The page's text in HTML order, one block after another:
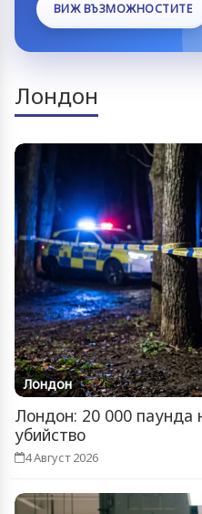
ВИЖ ВЪЗМОЖНОСТИТЕ
Лондон
Лондон
Лондон: 20 000 паунда
убийство
4 Август 2026